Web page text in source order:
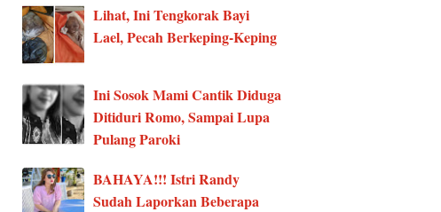
Lihat, Ini Tengkorak Bayi
Lael, Pecah Berkeping-Keping
Ini Sosok Mami Cantik Diduga
Ditiduri Romo, Sampai Lupa
Pulang Paroki
BAHAYA!!! Istri Randy
Sudah Laporkan Beberapa